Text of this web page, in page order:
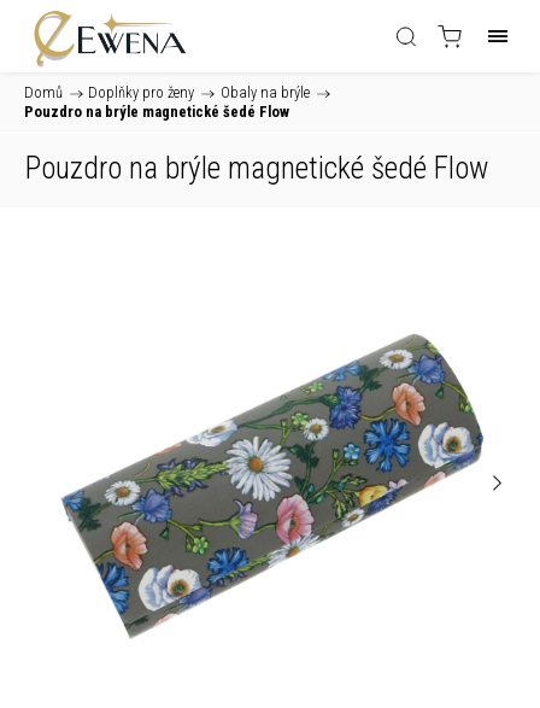
Domů / Doplňky pro ženy / Obaly na brýle /
Pouzdro na brýle magnetické šedé Flow
Pouzdro na brýle magnetické šedé Flow